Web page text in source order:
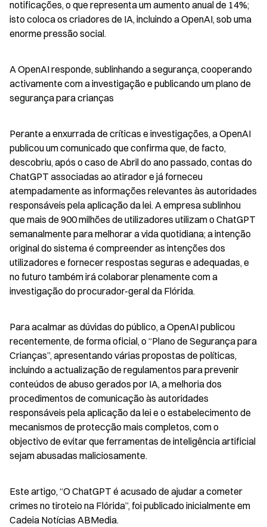
notificações, o que representa um aumento anual de 14%;
isto coloca os criadores de IA, incluindo a OpenAI, sob uma
enorme pressão social.
A OpenAI responde, sublinhando a segurança, cooperando
activamente com a investigação e publicando um plano de
segurança para crianças
Perante a enxurrada de críticas e investigações, a OpenAI
publicou um comunicado que confirma que, de facto,
descobriu, após o caso de Abril do ano passado, contas do
ChatGPT associadas ao atirador e já forneceu
atempadamente as informações relevantes às autoridades
responsáveis pela aplicação da lei. A empresa sublinhou
que mais de 900 milhões de utilizadores utilizam o ChatGPT
semanalmente para melhorar a vida quotidiana; a intenção
original do sistema é compreender as intenções dos
utilizadores e fornecer respostas seguras e adequadas, e
no futuro também irá colaborar plenamente com a
investigação do procurador-geral da Flórida.
Para acalmar as dúvidas do público, a OpenAI publicou
recentemente, de forma oficial, o “Plano de Segurança para
Crianças”, apresentando várias propostas de políticas,
incluindo a actualização de regulamentos para prevenir
conteúdos de abuso gerados por IA, a melhoria dos
procedimentos de comunicação às autoridades
responsáveis pela aplicação da lei e o estabelecimento de
mecanismos de protecção mais completos, com o
objectivo de evitar que ferramentas de inteligência artificial
sejam abusadas maliciosamente.
Este artigo, “O ChatGPT é acusado de ajudar a cometer
crimes no tiroteio na Flórida”, foi publicado inicialmente em
Cadeia Notícias ABMedia.